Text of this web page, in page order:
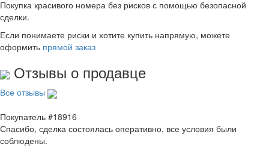
Покупка красивого номера без рисков с помощью безопасной
сделки.
Если понимаете риски и хотите купить напрямую, можете
оформить прямой заказ
Отзывы о продавце
Все отзывы
Покупатель #18916
Спасибо, сделка состоялась оперативно, все условия были
соблюдены.